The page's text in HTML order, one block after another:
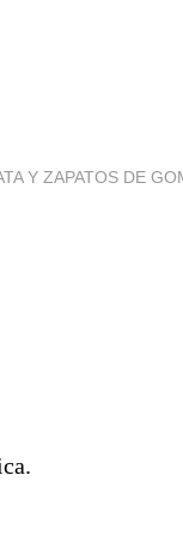
Y ZAPATOS DE